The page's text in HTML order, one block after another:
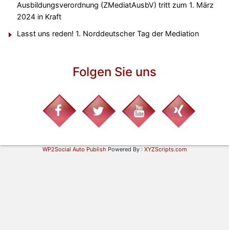
Ausbildungsverordnung (ZMediatAusbV) tritt zum 1. März
2024 in Kraft
Lasst uns reden! 1. Norddeutscher Tag der Mediation
Folgen Sie uns
WP2Social Auto Publish Powered By : XYZScripts.com